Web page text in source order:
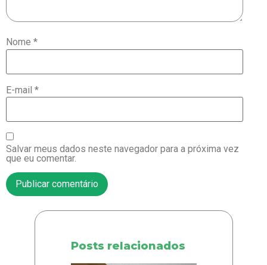
Nome *
E-mail *
Salvar meus dados neste navegador para a próxima vez
que eu comentar.
Posts relacionados